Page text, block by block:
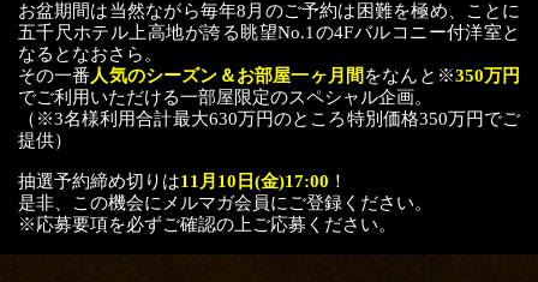
お盆期間は当然ながら毎年8月のご予約は困難を極め、ことに
五千尺ホテル上高地が誇る眺望No.1の4Fバルコニー付洋室と
なるとなおさら。
その一番人気のシーズン＆お部屋一ヶ月間 をなんと※350万円
でご利用いただける一部屋限定のスペシャル企画。
（※3名様利用合計最大630万円のところ特別価格350万円でご
提供）
抽選予約締め切りは11月10日(金)17:00 ！
是非、この機会にメルマガ会員にご登録ください。
※応募要項を必ずご確認の上ご応募ください。